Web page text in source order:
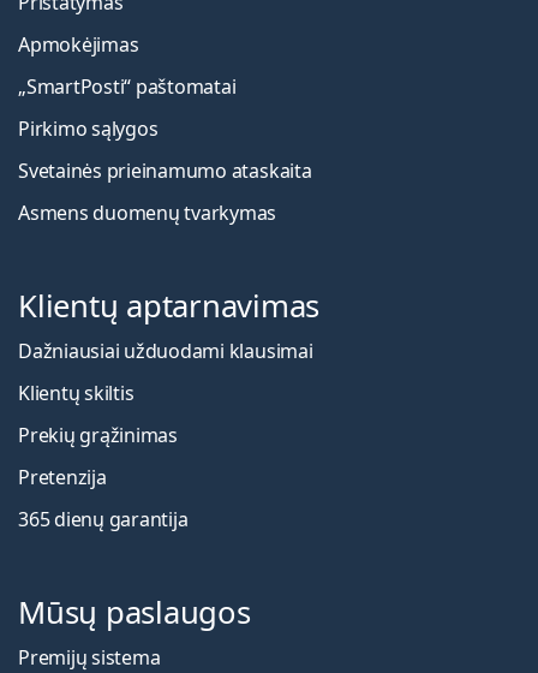
Apmokėjimas
„SmartPosti“ paštomatai
Pirkimo sąlygos
Svetainės prieinamumo ataskaita
Asmens duomenų tvarkymas
Klientų aptarnavimas
Dažniausiai užduodami klausimai
Klientų skiltis
Prekių grąžinimas
Pretenzija
365 dienų garantija
Mūsų paslaugos
Premijų sistema